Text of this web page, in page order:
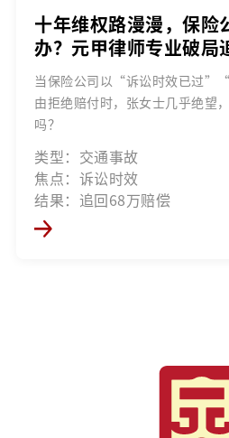
十年维权路漫漫，保险
办？元甲律师专业破局
当保险公司以“诉讼时效已过
由拒绝赔付时，张女士几乎绝望
吗？
类型：交通事故
焦点：诉讼时效
结果：追回68万赔偿